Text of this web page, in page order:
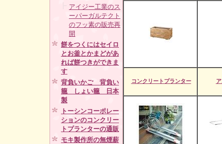
アイジー工業のス
ーパーガルテクト
のフッ素の販売再
開
餅をつくにはセイロ
とお釜とかまどがあ
れば餅つきができま
す
背負いかご 背負い
籠 しょい籠 日本
製
トーシンコーポレー
ションのコンクリー
トプランターの通販
モキ製作所の無煙薪
コンクリートプランター